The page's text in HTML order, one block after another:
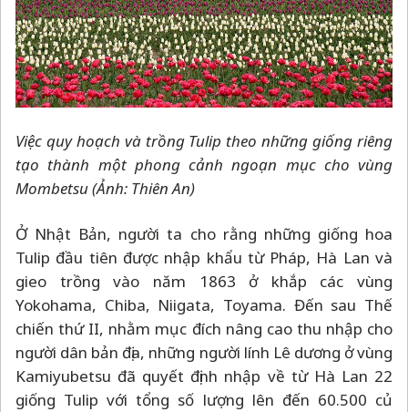
Việc quy hoạch và trồng Tulip theo những giống riêng
tạo thành một phong cảnh ngoạn mục cho vùng
Mombetsu (Ảnh: Thiên An)
Ở Nhật Bản, người ta cho rằng những giống hoa
Tulip đầu tiên được nhập khẩu từ Pháp, Hà Lan và
gieo trồng vào năm 1863 ở khắp các vùng
Yokohama, Chiba, Niigata, Toyama. Đến sau Thế
chiến thứ II, nhằm mục đích nâng cao thu nhập cho
người dân bản địa, những người lính Lê dương ở vùng
Kamiyubetsu đã quyết định nhập về từ Hà Lan 22
giống Tulip với tổng số lượng lên đến 60.500 củ